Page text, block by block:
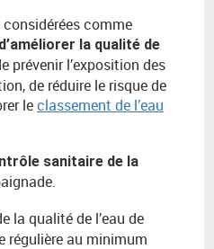
considérées comme
d’améliorer la qualité de
prévenir l’exposition des
de réduire le risque de
leclassement de l’eau
sanitaire de la
la qualité de l’eau de
régulière au minimum